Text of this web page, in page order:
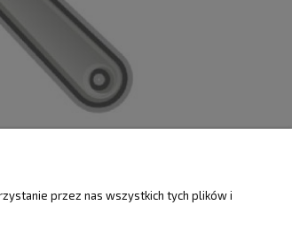
O FIRMIEprzez nas wszystkich tych plików i